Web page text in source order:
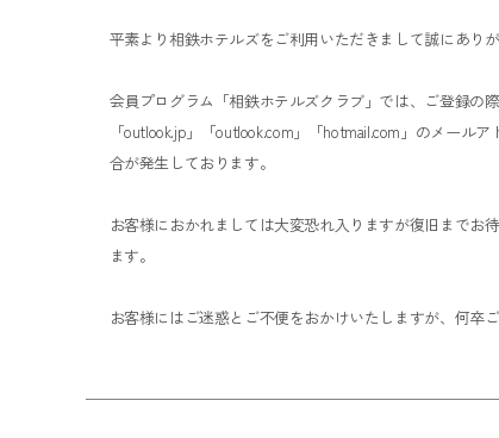
平素より相鉄ホテルズをご利用いただきまして誠にあり
会員プログラム「相鉄ホテルズクラブ」では、ご登録の
「outlook.jp」「outlook.com」「hotmail.com」のメー
合が発生しております。
お客様におかれましては大変恐れ入りますが復旧までお
ます。
お客様にはご迷惑とご不便をおかけいたしますが、何卒